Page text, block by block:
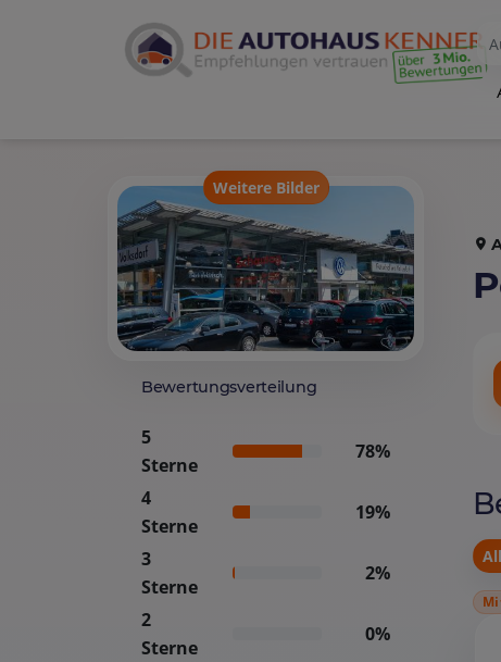
Weitere Bilder
Bewertungsverteilung
5
Sterne
78%
4
Sterne
19%
3
Sterne
2%
2
Sterne
0%